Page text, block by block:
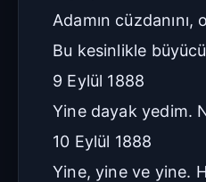
Adamın
Bu kesinlikle
9 Eylül 1888
Yine dayak yedim.
10 Eylül 1888
Yine, yine ve yine.